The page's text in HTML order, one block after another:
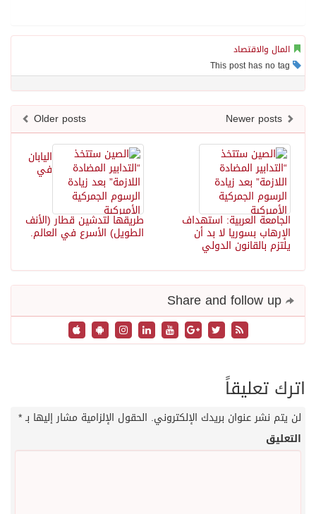
المال والاقتصاد
Older posts
اليابان
في
طريقها لتدشين قطار (الأنف
الطويل) الأسرع في العالم.
الجامعة العربية: استهداف
الإرهاب بسوريا لا بد أن
يلتزم بالقانون الدولي
اترك تعليقاً
لن يتم نشر عنوان بريدك الإلكتروني. الحقول الإلزامية مشار إليها بـ*
التعليق